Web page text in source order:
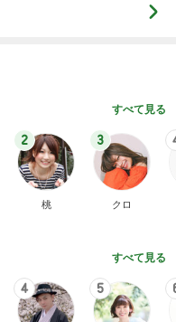
すべて見る
2
桃
3
クロ
すべて見る
4 5